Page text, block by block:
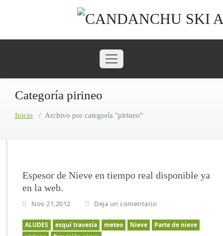
Categoría pirineo
Inicio / Archivo por categoría "pirineo"
Espesor de Nieve en tiempo real disponible ya
en la web.
Nov 21,2012 Deja un comentario
ALUDES esquí travesía meteo Nieve
Parte de nieve